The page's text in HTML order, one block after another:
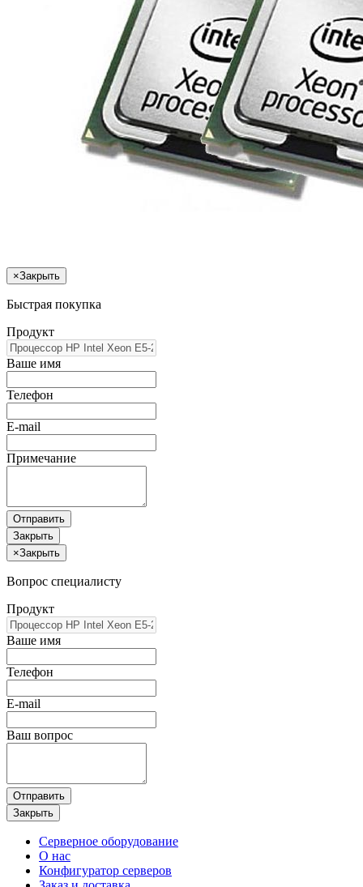
×Закрыть
Быстрая покупка
Продукт
Ваше имя
Телефон
E-mail
Примечание
Отправить
Закрыть
×Закрыть
Вопрос специалисту
Продукт
Ваше имя
Телефон
E-mail
Ваш вопрос
Отправить
Закрыть
Серверное оборудование
О нас
Конфигуратор серверов